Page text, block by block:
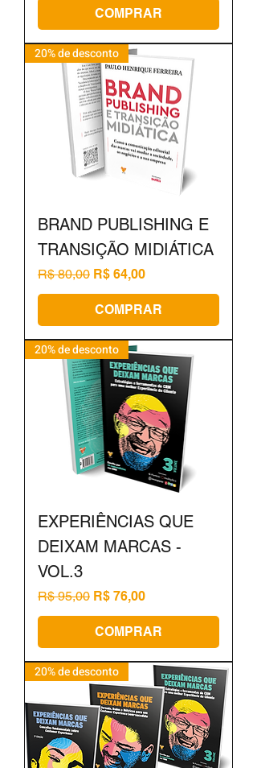
COMPRAR
20% de desconto
BRAND PUBLISHING E
TRANSIÇÃO MIDIÁTICA
Preço normal
R$ 80,00 Preço promocional
R$ 64,00
COMPRAR
20% de desconto
EXPERIÊNCIAS QUE
DEIXAM MARCAS -
VOL.3
Preço normal
R$ 95,00 Preço promocional
R$ 76,00
COMPRAR
20% de desconto